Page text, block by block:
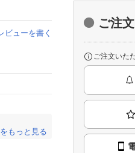
ビューを書く
もっと見る
ご注
ご注文いた